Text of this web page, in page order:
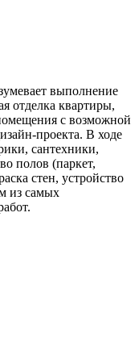
выполнение
отделка квартиры,
с возможной
проекта. В ходе
сантехники,
полов (паркет,
стен, устройство
из самых